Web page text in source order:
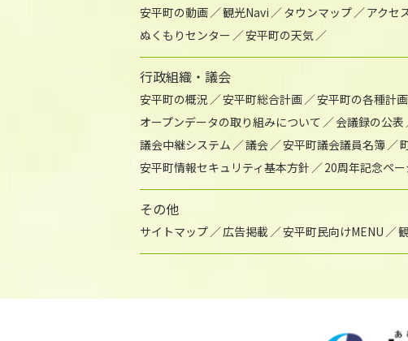
安平町の動画 観光Navi タウンマップ アクセ
ぬくもりセンター
安平町の天気
行政組織・議会
安平町の概況 安平町総合計画 安平町の各種計
オープンデータの取り組みについて
会議録の公表
議会中継システム
議会 安平町議会議員名簿
安平町情報セキュリティ基本方針
20周年記念ペー
その他
サイトマップ 広告掲載 安平町民向けMENU